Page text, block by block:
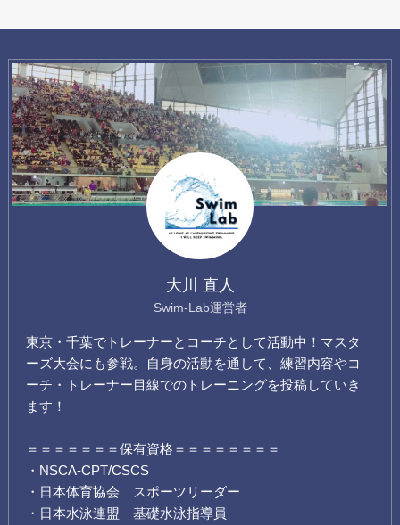
大川 直人
Swim-Lab運営者
東京・千葉でトレーナーとコーチとして活動中！マスタ
ーズ大会にも参戦。自身の活動を通して、練習内容やコ
ーチ・トレーナー目線でのトレーニングを投稿していき
ます！
＝＝＝＝＝＝＝保有資格＝＝＝＝＝＝＝＝
・NSCA-CPT/CSCS
・日本体育協会 スポーツリーダー
・日本水泳連盟 基礎水泳指導員